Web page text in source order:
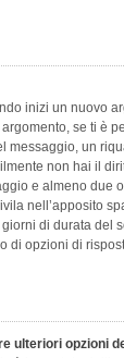
inizi un nuovo
se ti è
messaggio, un
non hai il
e almeno due
nell’apposito
di durata del
di opzioni di
ulteriori opzioni